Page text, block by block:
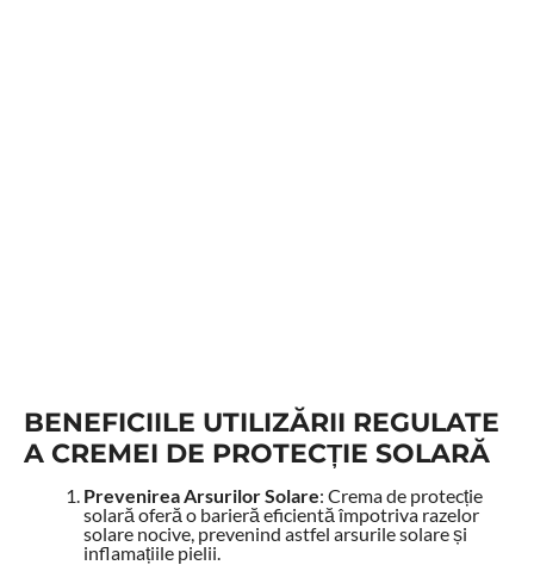
BENEFICIILE UTILIZĂRII REGULATE
A CREMEI DE PROTECȚIE SOLARĂ
Prevenirea Arsurilor Solare: Crema de protecție
solară oferă o barieră eficientă împotriva razelor
solare nocive, prevenind astfel arsurile solare și
inflamațiile pielii.